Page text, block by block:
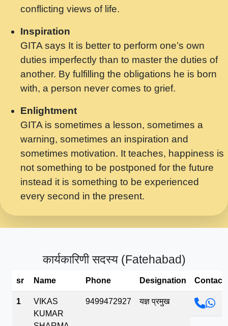
मन बध लय परम वल कगन Special Shyam
Saawariya.mp3
मर गनय न अपरध लडडल शर रध.... Shri
ravinandan shastri ji maharaj.mp3
मेरे मन हरी का ध्यान लगा - भजन भाव - 2018 -
Rishikesh - Swami Gyananand Ji
Maharaj.mp3
यह हसरत तलब ह नकज कमर Yahi Hasraten
Talab Hai Bhav Pravah #bhajan.mp3
लडल ज बल ल क ज न लग Sadhvi Purnima Ji
7.9.2021 जवल नगर दलल #बसर.mp3
सख भ मझ पयर ह दख भ मझ पयर ह!छड म कस दत
सपरहट भजन 2021 - तर अखय ह जद भर बहर ज म
सपरहट शयम भजन - जय जय शयम जय जय शयम
भव.mp3
conflicting views of life.
Inspiration
GITA says It is better to perform one’s own
duties imperfectly than to master the duties of
another. By fulfilling the obligations he is born
with, a person never comes to grief.
Enlightment
GITA is sometimes a lesson, sometimes a
warning, sometimes an inspiration and
sometimes motivation. It teaches, happiness is
not something to be postponed for the future
instead it is something to be experienced
every second in the present.
कार्यकारिणी सदस्य (Fatehabad)
sr Name Phone Designation Contact
1
VIKAS
KUMAR
9499472927 यज्ञ प्रमुख